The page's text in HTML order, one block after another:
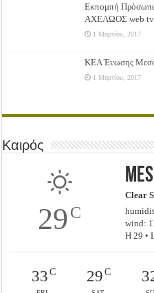
Εκπομπή
ΑΧΕΛΩΟΣ web
1 Μαρτίου, 2017
ΚΕΑ Ένωσης
1 Μαρτίου, 2017
Καιρός
29C
Clear
wind:
H 29 •
33C 29C